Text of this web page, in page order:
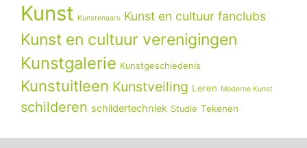
Kunst Kunstenaars Kunst en cultuur fanclubs
Kunst en cultuur verenigingen
Kunstgalerie Kunstgeschiedenis
Kunstuitleen Kunstveiling Leren Moderne Kunst
schilderen schildertechniek Studie Tekenen